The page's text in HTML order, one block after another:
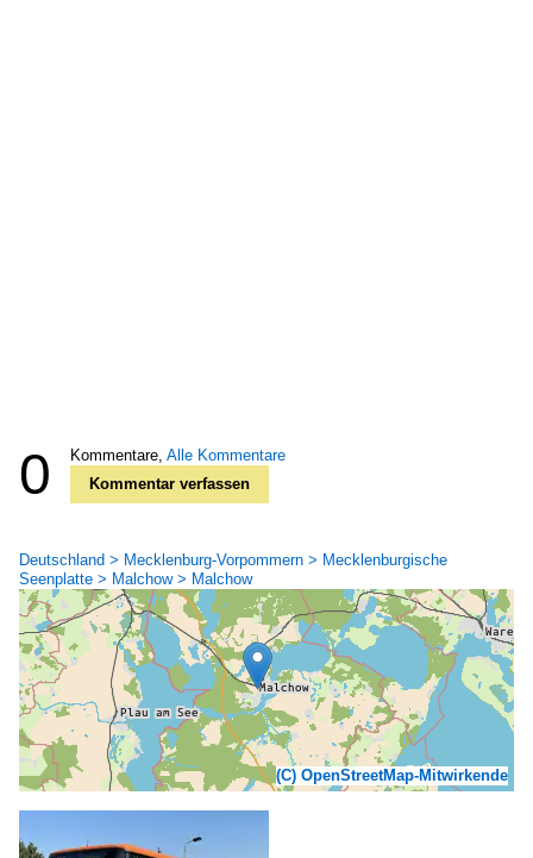
0 Kommentare, Alle Kommentare
Kommentar verfassen
Deutschland > Mecklenburg-Vorpommern > Mecklenburgische
Seenplatte > Malchow > Malchow
(C) OpenStreetMap-Mitwirkende